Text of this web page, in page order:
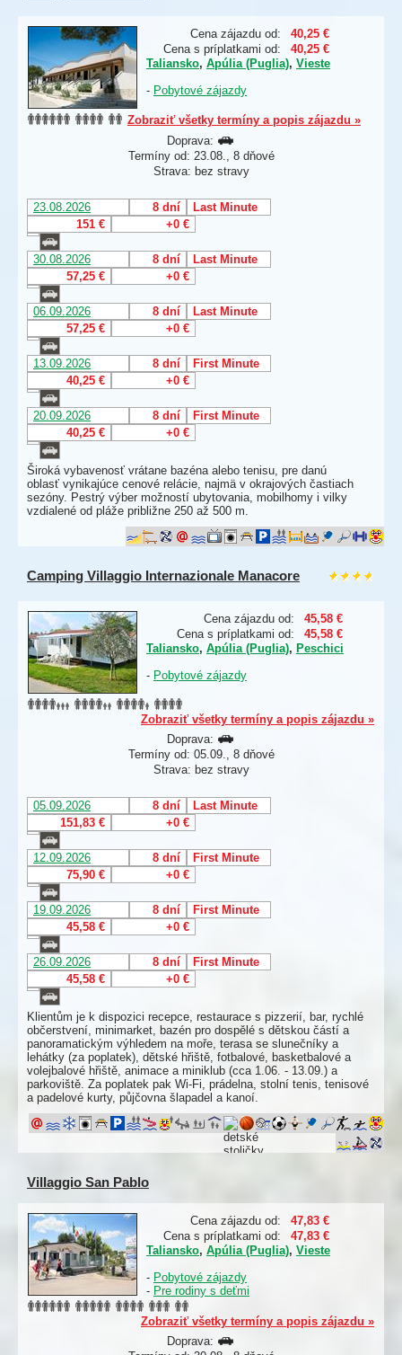
Cena zájazdu od:
40,25 €
Cena s príplatkami od:
40,25 €
Taliansko, Apúlia (Puglia), Vieste
- Pobytové zájazdy
Zobraziť všetky termíny a popis zájazdu »
Doprava:
Termíny od: 23.08., 8 dňové
Strava: bez stravy
23.08.2026 8 dní
Last Minute
151 €
+0 €
30.08.2026 8 dní
Last Minute
57,25 €
+0 €
06.09.2026 8 dní
Last Minute
57,25 €
+0 €
13.09.2026 8 dní
First Minute
40,25 €
+0 €
20.09.2026 8 dní
First Minute
40,25 €
+0 €
Široká vybavenosť vrátane bazéna alebo tenisu, pre danú
oblasť vynikajúce cenové relácie, najmä v okrajových častiach
sezóny. Pestrý výber možností ubytovania, mobilhomy i vilky
vzdialené od pláže približne 250 až 500 m.
Camping Villaggio Internazionale Manacore
Cena zájazdu od:
45,58 €
Cena s príplatkami od:
45,58 €
Taliansko, Apúlia (Puglia), Peschici
- Pobytové zájazdy
Zobraziť všetky termíny a popis zájazdu »
Doprava:
Termíny od: 05.09., 8 dňové
Strava: bez stravy
05.09.2026 8 dní
Last Minute
151,83 €
+0 €
12.09.2026 8 dní
First Minute
75,90 €
+0 €
19.09.2026 8 dní
First Minute
45,58 €
+0 €
26.09.2026 8 dní
First Minute
45,58 €
+0 €
Klientům je k dispozici recepce, restaurace s pizzerií, bar, rychlé
občerstvení, minimarket, bazén pro dospělé s dětskou částí a
panoramatickým výhledem na moře, terasa se slunečníky a
lehátky (za poplatek), dětské hřiště, fotbalové, basketbalové a
volejbalové hřiště, animace a miniklub (cca 1.06. - 13.09.) a
parkoviště. Za poplatek pak Wi-Fi, prádelna, stolní tenis, tenisové
a padelové kurty, půjčovna šlapadel a kanoí.
Villaggio San Pablo
Cena zájazdu od:
47,83 €
Cena s príplatkami od:
47,83 €
Taliansko, Apúlia (Puglia), Vieste
- Pobytové zájazdy
- Pre rodiny s deťmi
Zobraziť všetky termíny a popis zájazdu »
Doprava: